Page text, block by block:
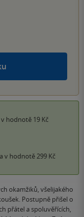
v hodnotě 19 Kč
v hodnotě 299 Kč
okamžiků, všelijakého
Postupně přišel o
přátel a spoluvěřících,